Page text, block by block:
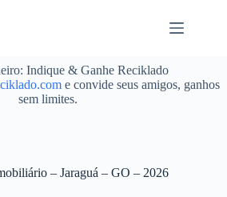
Indique & Ganhe Reciklado
e convide seus amigos, ganhos
sem limites.
– Jaraguá – GO – 2026